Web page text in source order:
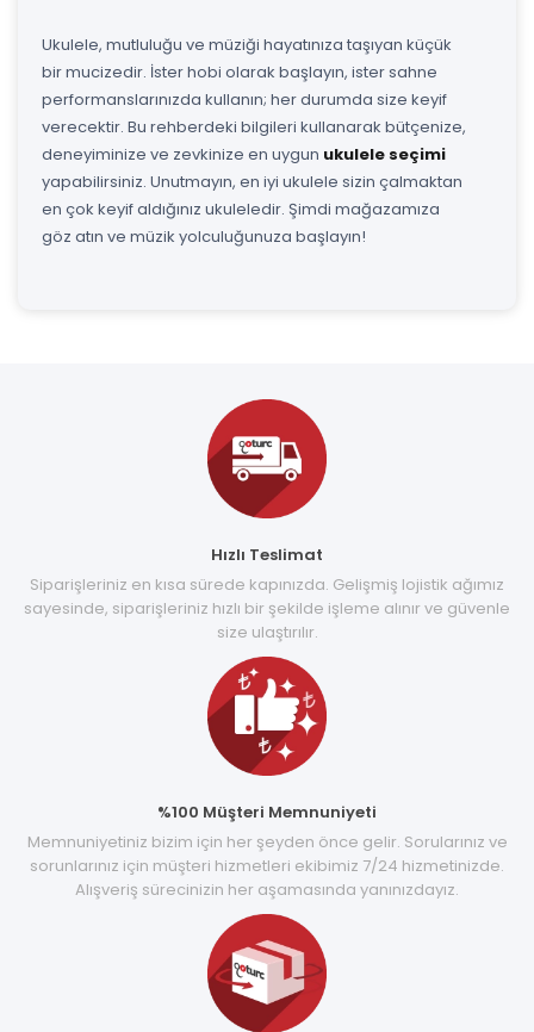
Ukulele, mutluluğu ve müziği hayatınıza taşıyan küçük
bir mucizedir. İster hobi olarak başlayın, ister sahne
performanslarınızda kullanın; her durumda size keyif
verecektir. Bu rehberdeki bilgileri kullanarak bütçenize,
deneyiminize ve zevkinize en uygun ukulele seçimi
yapabilirsiniz. Unutmayın, en iyi ukulele sizin çalmaktan
en çok keyif aldığınız ukuleledir. Şimdi mağazamıza
göz atın ve müzik yolculuğunuza başlayın!
Hızlı Teslimat
Siparişleriniz en kısa sürede kapınızda. Gelişmiş lojistik ağımız
sayesinde, siparişleriniz hızlı bir şekilde işleme alınır ve güvenle
size ulaştırılır.
%100 Müşteri Memnuniyeti
Memnuniyetiniz bizim için her şeyden önce gelir. Sorularınız ve
sorunlarınız için müşteri hizmetleri ekibimiz 7/24 hizmetinizde.
Alışveriş sürecinizin her aşamasında yanınızdayız.